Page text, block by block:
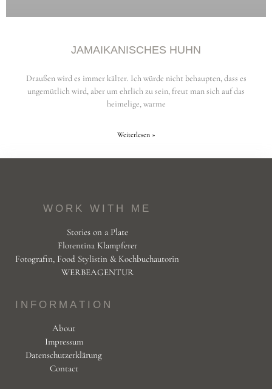
JAMAIKANISCHES HUHN
Draußen wird es immer kälter. Ich würde nicht behaupten, dass es
ungemütlich wird, aber um ehrlich zu sein, freut man sich auf das
heimelige, warme
Weiterlesen »
WORK WITH ME
Stories on a Plate
Florentina Klampferer
Fotografin, Food Stylistin & Kochbuchautorin
WERBEAGENTUR
INFORMATION
About
Impressum
Datenschutzerklärung
Contact